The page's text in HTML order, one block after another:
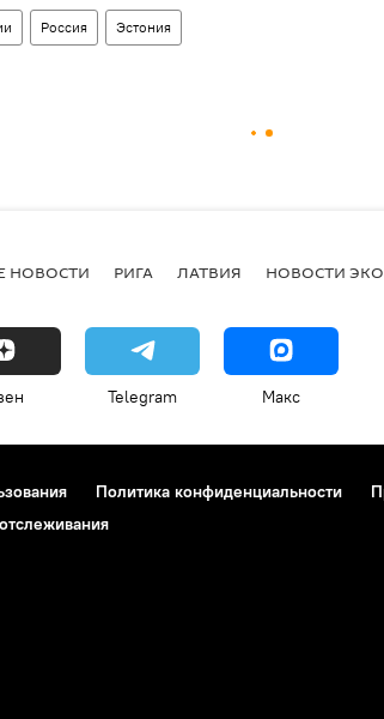
Россия Эстония
НОВОСТИ РИГА ЛАТВИЯ НОВОСТИ
Telegram Макс
Политика конфиденциальности